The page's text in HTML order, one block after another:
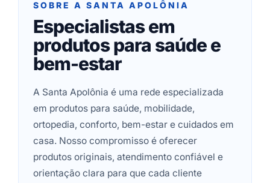
SOBRE A SANTA APOLÔNIA
Especialistas em
produtos para saúde e
bem-estar
A Santa Apolônia é uma rede especializada
em produtos para saúde, mobilidade,
ortopedia, conforto, bem-estar e cuidados em
casa. Nosso compromisso é oferecer
produtos originais, atendimento confiável e
orientação clara para que cada cliente